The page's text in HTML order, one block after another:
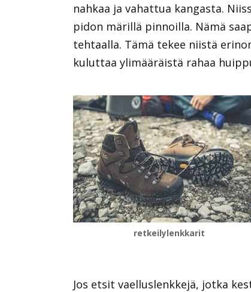
nahkaa ja vahattua kangasta.
pidon märillä pinnoilla. Nämä
tehtaalla. Tämä tekee niistä
kuluttaa ylimääräistä rahaa
retkeilylenkkarit
Jos etsit vaelluslenkkejä, jotka